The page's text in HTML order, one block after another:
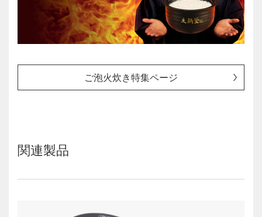
ご泡火炊き特集ページ
関連製品